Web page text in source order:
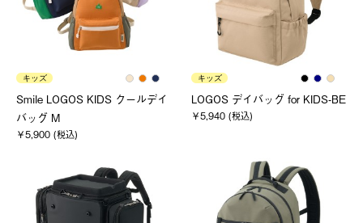
キッズ
Smile LOGOS KIDS クールデイ
バッグ M
￥5,900 (税込)
キッズ
LOGOS デイバッグ for KIDS-BE
￥5,940 (税込)